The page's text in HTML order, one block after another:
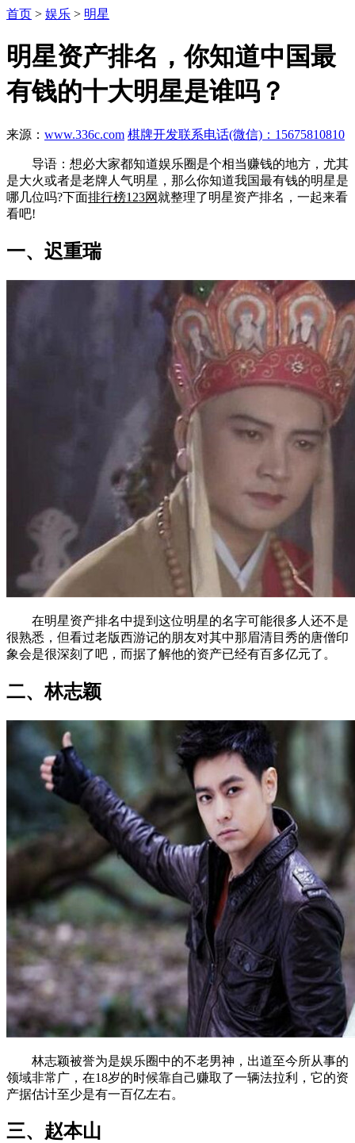
首页 > 娱乐 > 明星
明星资产排名，你知道中国最
有钱的十大明星是谁吗？
来源： www.336c.com 棋牌开发联系电话(微信)：15675810810
导语：想必大家都知道娱乐圈是个相当赚钱的地方，尤其
是大火或者是老牌人气明星，那么你知道我国最有钱的明星是
哪几位吗?下面排行榜123网 就整理了明星资产排名，一起来看
看吧!
一、迟重瑞
在明星资产排名中提到这位明星的名字可能很多人还不是
很熟悉，但看过老版西游记的朋友对其中那眉清目秀的唐僧印
象会是很深刻了吧，而据了解他的资产已经有百多亿元了。
二、林志颖
林志颖被誉为是娱乐圈中的不老男神，出道至今所从事的
领域非常广，在18岁的时候靠自己赚取了一辆法拉利，它的资
产据估计至少是有一百亿左右。
三、赵本山